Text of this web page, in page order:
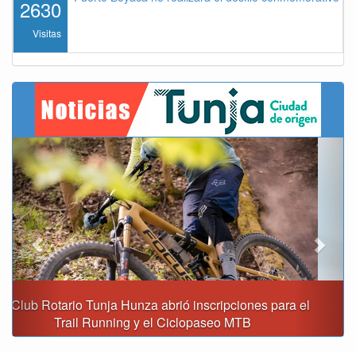
2630
Visitas
Reporte del tiempo en Boyacá para el lunes
Previous Next